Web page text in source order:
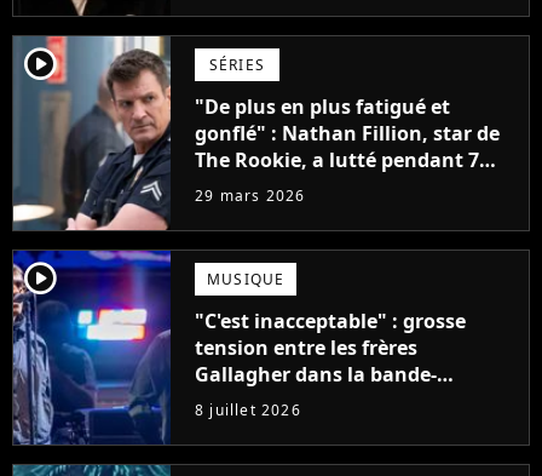
player2 SÉRIES
"De plus en plus fatigué et
gonflé" : Nathan Fillion, star de
The Rookie, a lutté pendant 7
ans avec un rôle qui le détruisait
29 mars 2026
player2 MUSIQUE
"C'est inacceptable" : grosse
tension entre les frères
Gallagher dans la bande-
annonce du documentaire sur
Oasis
8 juillet 2026